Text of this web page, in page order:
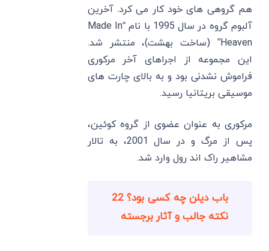
هم گروهی های خود کار می کرد. آخرین
آلبوم گروه در سال 1995 با نام “Made In
Heaven” (ساخت بهشت)، منتشر شد.
این مجموعه از اجراهای آخر مرکوری
فراموش نشدنی بود و به بالای چارت های
موسیقی بریتانیا رسید.
مرکوری به عنوان عضوی از گروه کوئین،
پس از مرگ و در سال 2001، به تالار
مشاهیر راک اند رول وارد شد.
باب دیلن چه کسی بود؟ 22
نکته جالب و آثار برجسته